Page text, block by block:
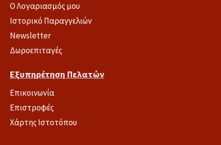
Ο Λογαριασμός μου
Ιστορικό Παραγγελιών
Newsletter
Δωροεπιταγές
Εξυπηρέτηση Πελατών
Επικοινωνία
Επιστροφές
Χάρτης Ιστοτόπου